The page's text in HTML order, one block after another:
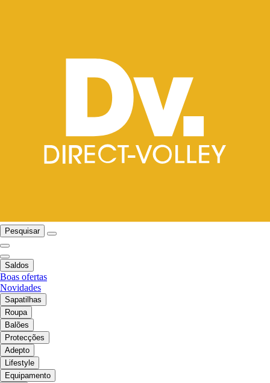
Pesquisar
Saldos
Boas ofertas
Novidades
Sapatilhas
Roupa
Balões
Protecções
Adepto
Lifestyle
Equipamento